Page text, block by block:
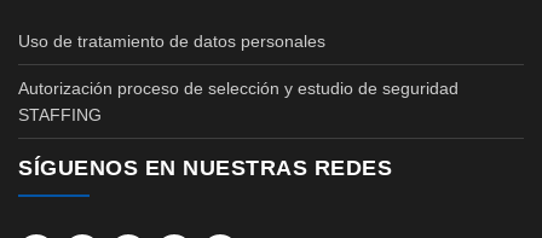
Uso de tratamiento de datos personales
Autorización proceso de selección y estudio de seguridad
STAFFING
SÍGUENOS EN NUESTRAS REDES